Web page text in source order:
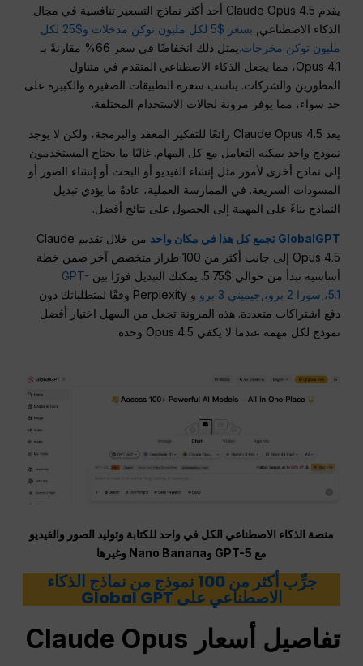
يقدم Claude Opus 4.5 أحد أكثر نماذج التسعير تنافسية في مجال
الذكاء الاصطناعي,
بسعر $5 لكل مليون توكن مدخلات و$25 لكل
مليون توكن مخرجات.
يمثل ذلك انخفاضًا في سعر 66% مقارنةً بـ
Opus 4.1، مما يجعل الذكاء الاصطناعي المتقدم في متناول
المطورين والشركات. يناسب سعره التطبيقات الصغيرة والكبيرة على
حد سواء، مما يوفر مرونة لحالات الاستخدام المختلفة.
يعد Claude Opus 4.5 رائعًا للتفكير المعقد والبرمجة، ولكن لا يوجد
نموذج واحد يمكنه التعامل مع كل المهام. غالبًا ما يحتاج المستخدمون
إلى نماذج أخرى لأمور مثل إنشاء الفيديو أو البحث أو إنشاء الصور أو
المسودات السريعة. في الممارسة العملية، عادةً ما يؤدي تبديل
النماذج بناءً على المهمة إلى الحصول على نتائج أفضل.
GlobalGPT تجمع كل هذا في مكان واحد
من خلال تقديم Claude
Opus 4.5 إلى جانب أكثر من 100 طراز متخصص آخر ضمن خطة
أساسية تبدأ من حوالي $5.75. يمكنك التبديل فورًا بين
GPT-
5.1،, سورا 2 برو،, جيميني 3 برو
و Perplexity وفقًا لمتطلباتك دون
دفع اشتراكات متعددة. هذه المرونة تجعل من السهل اختيار أفضل
نموذج لكل مهمة عندما لا يكفي Opus 4.5 وحده.
منصة الذكاء الاصطناعي الكل في واحد للكتابة وتوليد الصور والفيديو
مع GPT-5 وNano Banana وغيرها
جرِّب أكثر من 100 نموذج من نماذج الذكاء
الاصطناعي على Global GPT
تفاصيل أسعار Claude Opus